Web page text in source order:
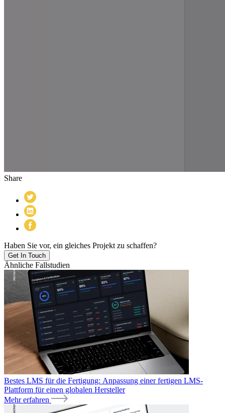
Share
Haben Sie vor, ein gleiches Projekt zu schaffen?
Get In Touch
Ähnliche Fallstudien
Bestes LMS für die Fertigung: Anpassung einer fertigen LMS-
Plattform für einen globalen Hersteller
Mehr erfahren